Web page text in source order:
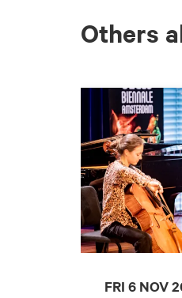
Others
FRI 6 NOV